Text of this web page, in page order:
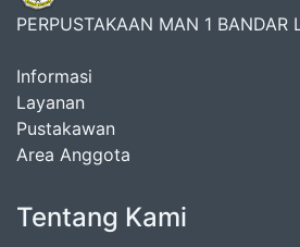
PERPUSTAKAAN MAN 1 BANDAR
Informasi
Layanan
Pustakawan
Area Anggota
Tentang Kami